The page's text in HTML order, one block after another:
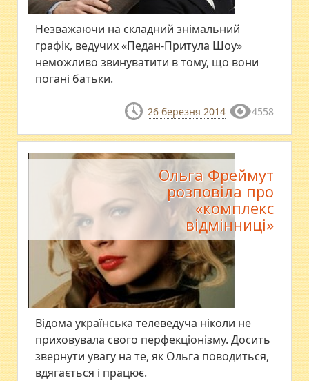
Незважаючи на складний знімальний
графік, ведучих «Педан-Притула Шоу»
неможливо звинуватити в тому, що вони
погані батьки.
26 березня 2014 4558
Ольга Фреймут
розповіла про
«комплекс
відмінниці»
Відома українська телеведуча ніколи не
приховувала свого перфекціонізму. Досить
звернути увагу на те, як Ольга поводиться,
вдягається і працює.